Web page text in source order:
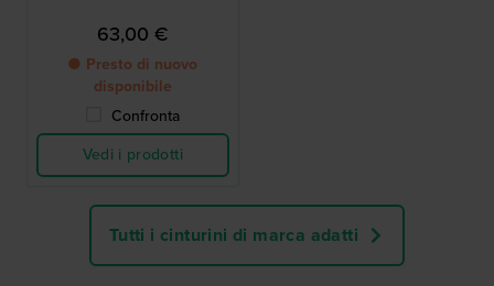
63,00 €
● Presto di nuovo
disponibile
Confronta
Vedi i prodotti
Tutti i cinturini di marca adatti